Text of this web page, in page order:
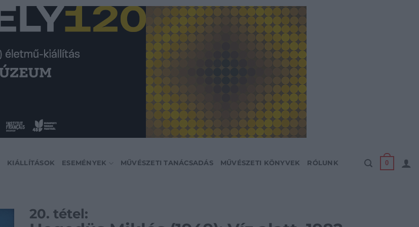
KIÁLLÍTÁSOK ESEMÉNYEK MŰVÉSZETI TANÁCSADÁS MŰVÉSZETI KÖNYVEK RÓLUNK 0
20. tétel: